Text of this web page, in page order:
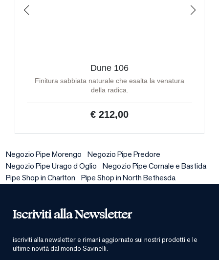
Dune 106
Finitura sabbiata naturale che esalta la venatura
della radica.
€ 212,00
Negozio Pipe Morengo
Negozio Pipe Predore
Negozio Pipe Urago d Oglio
Negozio Pipe Cornale e Bastida
Pipe Shop in Charlton
Pipe Shop in North Bethesda
Iscriviti alla Newsletter
iscriviti alla newsletter e rimani aggiornato sui nostri prodotti e le
ultime novità dal mondo Savinelli.